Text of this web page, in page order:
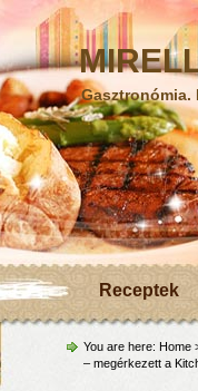
Gasztronómia.
Receptek
You are here: Home
– megérkezett a